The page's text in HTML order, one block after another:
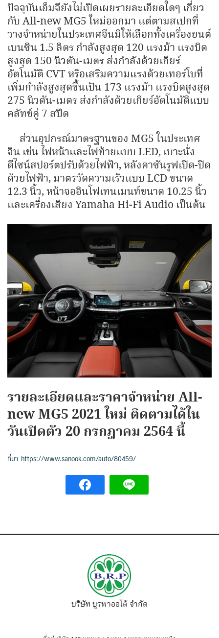
ปัจจุบันเอ็มจียังไม่เปิดเผยรายละเอียดใดๆ เกี่ยว
กับ All-new MG5 ใหม่ออกมา แต่ตามสเปกที่
วางจำหน่ายในประเทศจีนมีให้เลือกทั้งเครื่องยนต์
เบนซิน 1.5 ลิตร กำลังสูงสุด 120 แรงม้า แรงบิด
สูงสุด 150 นิวตัน-เมตร ส่งกำลังด้วยเกียร์
อัตโนมัติ CVT หรือเสริมความแรงด้วยเทอร์โบที่
เพิ่มกำลังสูงสุดขึ้นเป็น 173 แรงม้า แรงบิดสูงสุด
275 นิวตัน-เมตร ส่งกำลังด้วยเกียร์อัตโนมัติแบบ
คลัทช์คู่ 7 สปีด
ส่วนอุปกรณ์มาตรฐานของ MG5 ในประเทศ
จีน เช่น ไฟหน้าและไฟท้ายแบบ LED, เบาะนั่ง
ดีไซน์สปอร์ตปรับด้วยไฟฟ้า, หลังคาซันรูฟเปิด-ปิด
ด้วยไฟฟ้า, มาตรวัดความเร็วแบบ LCD ขนาด
12.3 นิ้ว, หน้าจออินโฟเทนเมนท์ขนาด 10.25 นิ้ว
และเครื่องเสียง Yamaha Hi-Fi Audio เป็นต้น
รายละเอียดและราคาจำหน่าย All-
new MG5 2021 ใหม่ ติดตามได้ใน
วันเปิดตัว 20 กรกฎาคม 2564 นี้
ที่มา https://www.sanook.com/auto/80459/
บริษัท บูรพาออโต้ จำกัด